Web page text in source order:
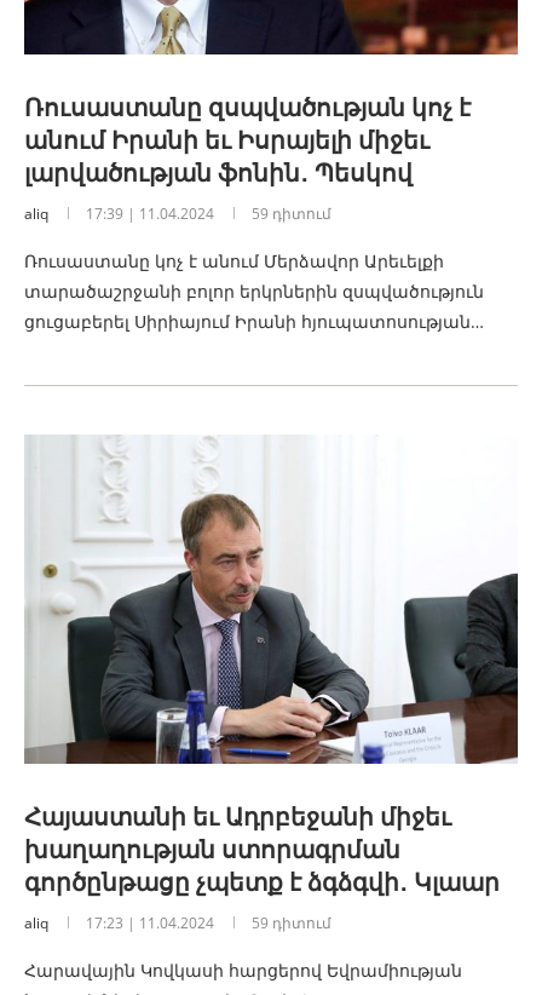
Ռուսաստանը զսպվածության կոչ է
անում Իրանի եւ Իսրայելի միջեւ
լարվածության ֆոնին․ Պեսկով
aliq 17:39 | 11.04.2024 59 դիտում
Ռուսաստանը կոչ է անում Մերձավոր Արեւելքի
տարածաշրջանի բոլոր երկրներին զսպվածություն
ցուցաբերել Սիրիայում Իրանի հյուպատոսության…
Հայաստանի եւ Ադրբեջանի միջեւ
խաղաղության ստորագրման
գործընթացը չպետք է ձգձգվի․ Կլաար
aliq 17:23 | 11.04.2024 59 դիտում
Հարավային Կովկասի հարցերով Եվրամիության